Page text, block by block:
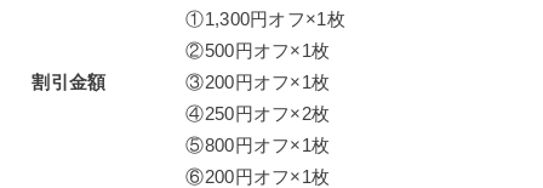
割引金額
①1,300円オフ×1枚
②500円オフ×1枚
③200円オフ×1枚
④250円オフ×2枚
⑤800円オフ×1枚
⑥200円オフ×1枚